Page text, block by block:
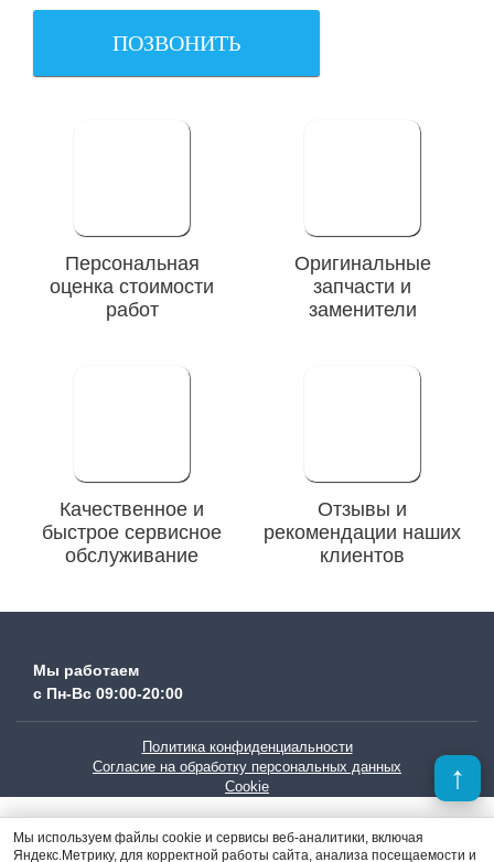
ПОЗВОНИТЬ
Персональная
оценка стоимости
работ
Оригинальные
запчасти и
заменители
Качественное и
быстрое сервисное
обслуживание
Отзывы и
рекомендации наших
клиентов
Мы работаем
с Пн-Вc 09:00-20:00
Политика конфиденциальности
Согласие на обработку персональных данных
Cookie
Мы используем файлы cookie и сервисы веб-аналитики, включая
Яндекс.Метрику, для корректной работы сайта, анализа посещаемости и